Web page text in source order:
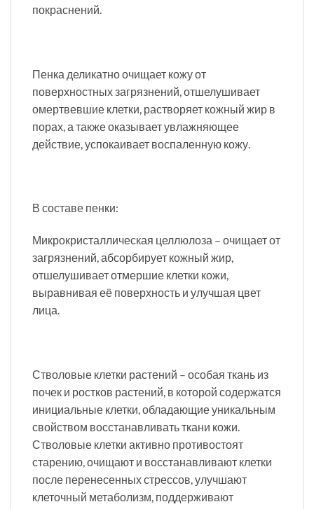
покраснений.
Пенка деликатно очищает кожу от
поверхностных загрязнений, отшелушивает
омертвевшие клетки, растворяет кожный жир в
порах, а также оказывает увлажняющее
действие, успокаивает воспаленную кожу.
В составе пенки:
Микрокристаллическая целлюлоза – очищает от
загрязнений, абсорбирует кожный жир,
отшелушивает отмершие клетки кожи,
выравнивая её поверхность и улучшая цвет
лица.
Стволовые клетки растений – особая ткань из
почек и ростков растений, в которой содержатся
инициальные клетки, обладающие уникальным
свойством восстанавливать ткани кожи.
Стволовые клетки активно противостоят
старению, очищают и восстанавливают клетки
после перенесенных стрессов, улучшают
клеточный метаболизм, поддерживают